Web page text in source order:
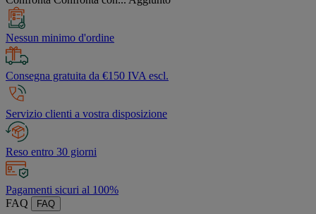
Nessun minimo d'ordine
Consegna gratuita da €150 IVA escl.
Servizio clienti a vostra disposizione
Reso entro 30 giorni
Pagamenti sicuri al 100%
FAQ
FAQ